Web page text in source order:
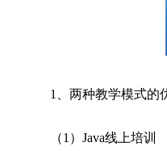
1、两种教学模式的
（1）Java线上培训